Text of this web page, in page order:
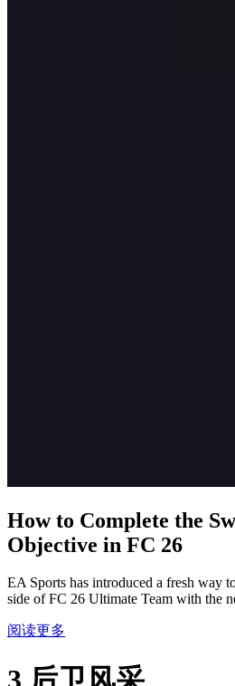
How to Complete the
Objective in FC 26
EA Sports has introduced a fresh way
side of FC 26 Ultimate Team with the
阅读更多